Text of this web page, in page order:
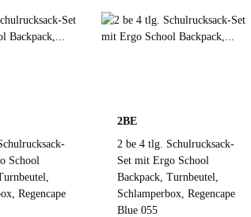
School
Regencape
2BE
2 be 4 tlg. Schulrucksack-
Set mit Ergo School
Backpack, Turnbeutel,
Schlamperbox, Regencape
Blue 055